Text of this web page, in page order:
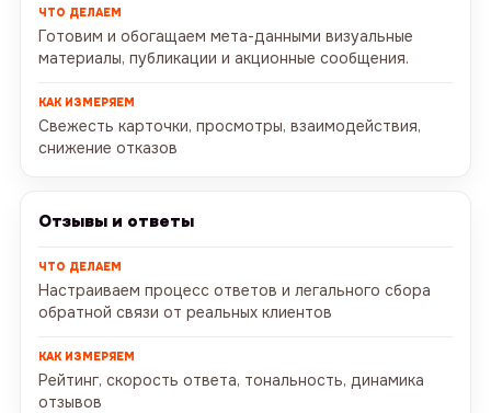
Готовим и обогащаем мета-данными визуальные
материалы, публикации и акционные сообщения.
Свежесть карточки, просмотры, взаимодействия,
снижение отказов
Отзывы и ответы
Настраиваем процесс ответов и легального сбора
обратной связи от реальных клиентов
Рейтинг, скорость ответа, тональность, динамика
отзывов